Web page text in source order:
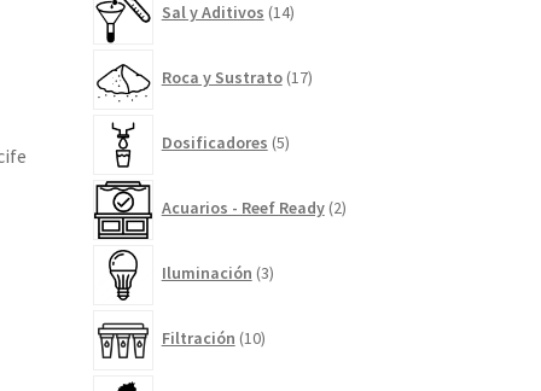
Sal y Aditivos 14productos
Roca y Sustrato 17productos
Dosificadores 5productos
Acuarios - Reef Ready 2productos
Iluminación 3productos
Filtración 10productos